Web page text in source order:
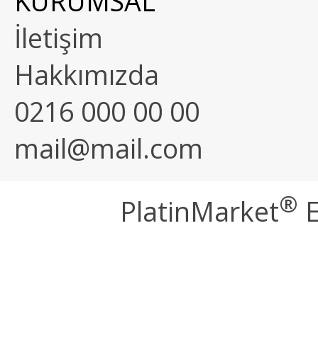
İletişim
Hakkımızda
0216 000 00 00
mail@mail.com
PlatinMarket®